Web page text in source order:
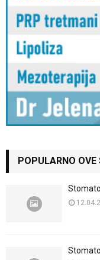
POPULARNO OVE